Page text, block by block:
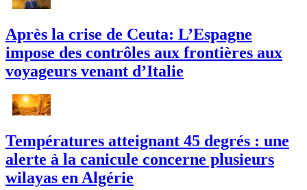
Après la crise de Ceuta: L’Espagne
impose des contrôles aux frontières aux
voyageurs venant d’Italie
Températures atteignant 45 degrés : une
alerte à la canicule concerne plusieurs
wilayas en Algérie